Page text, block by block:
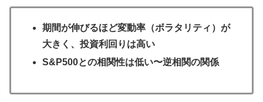
期間が伸びるほど変動率（ボラタリティ）が
大きく、投資利回りは高い
S&P500との相関性は低い〜逆相関の関係